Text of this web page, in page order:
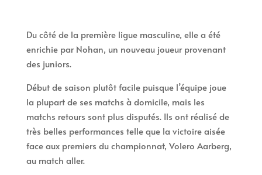
Du côté de la première ligue masculine, elle a été
enrichie par Nohan, un nouveau joueur provenant
des juniors.
Début de saison plutôt facile puisque l’équipe joue
la plupart de ses matchs à domicile, mais les
matchs retours sont plus disputés. Ils ont réalisé de
très belles performances telle que la victoire aisée
face aux premiers du championnat, Volero Aarberg,
au match aller.